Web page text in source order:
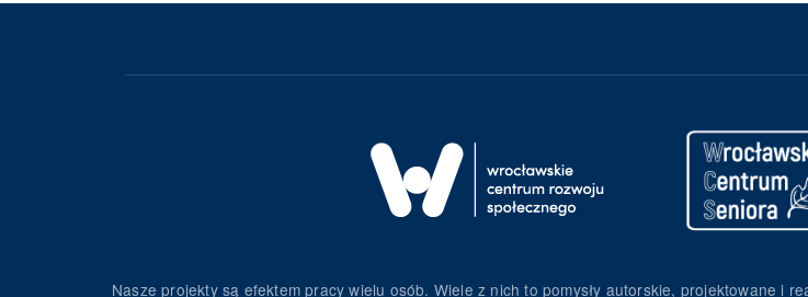
Nasze projekty są efektem pracy wielu osób. Wiele z nich to pomysły autorskie, projektowane i